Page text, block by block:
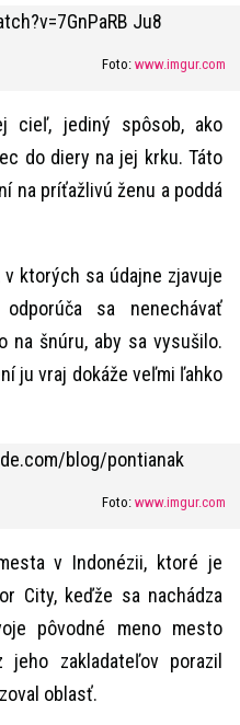
Foto: www.imgur.com
cieľ, jediný spôsob, ako
do diery na jej krku. Táto
na príťažlivú ženu a poddá
ktorých sa údajne zjavuje
sa nenechávať
na šnúru, aby sa vysušilo.
ju vraj dokáže veľmi ľahko
Foto: www.imgur.com
v Indonézii, ktoré je
City, keďže sa nachádza
pôvodné meno mesto
zakladateľov porazil
oblasť.